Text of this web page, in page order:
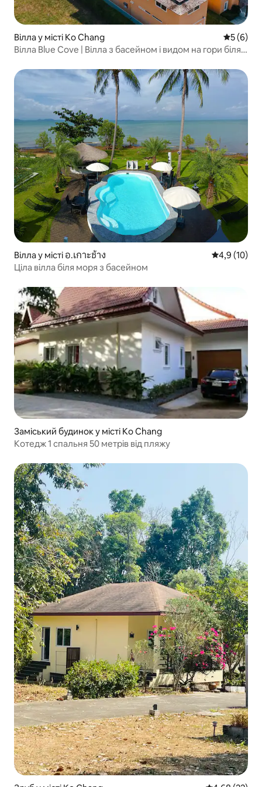
Вілла у місті Ko Chang Середня
5 (6)
Вілла Blue Cove | Вілла з басейном і видом на гори біля
Вілла у місті อ.เกาะช้าง Середня
4,9 (10)
Ціла вілла біля моря з басейном
Заміський будинок у місті Ko Chang
Котедж 1 спальня 50 метрів від пляжу